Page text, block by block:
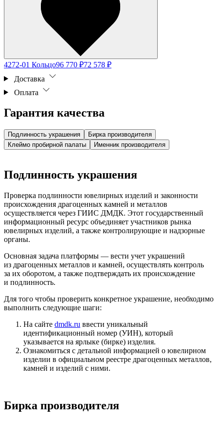
4272-01 Кольцо96 770 ₽72 578 ₽
Доставка
Оплата
Гарантия качества
Подлинность украшения
Бирка производителя
Клеймо пробирной палаты
Именник производителя
Подлинность украшения
Проверка подлинности ювелирных изделий и законности
происхождения драгоценных камней и металлов
осуществляется через ГИИС ДМДК. Этот государственный
информационный ресурс объединяет участников рынка
ювелирных изделий, а также контролирующие и надзорные
органы.
Основная задача платформы — вести учет украшений
из драгоценных металлов и камней, осуществлять контроль
за их оборотом, а также подтверждать их происхождение
и подлинность.
Для того чтобы проверить конкретное украшение, необходимо
выполнить следующие шаги:
На сайте dmdk.ru ввести уникальный
идентификационный номер (УИН), который
указывается на ярлыке (бирке) изделия.
Ознакомиться с детальной информацией о ювелирном
изделии в официальном реестре драгоценных металлов,
камней и изделий с ними.
Бирка производителя